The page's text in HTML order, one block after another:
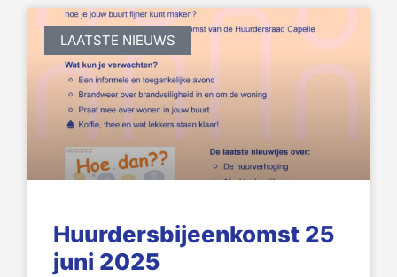
LAATSTE NIEUWS
Huurdersbijeenkomst 25
juni 2025